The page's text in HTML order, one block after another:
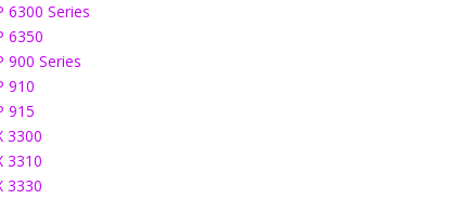
6300 Series
6350
900 Series
910
915
3300
3310
3330